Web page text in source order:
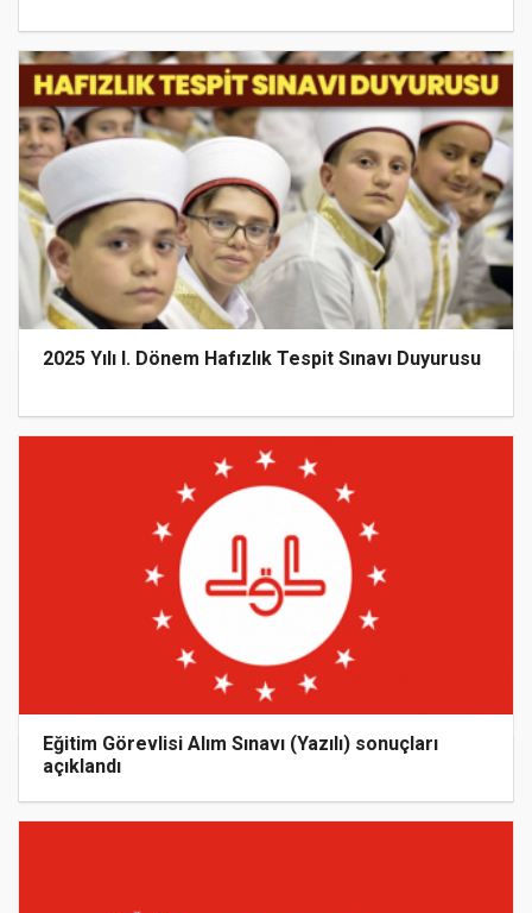
2025 Yılı I. Dönem Hafızlık Tespit Sınavı Duyurusu
Eğitim Görevlisi Alım Sınavı (Yazılı) sonuçları
açıklandı